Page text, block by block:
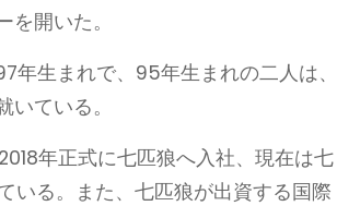
開いた。
年生まれで、95年生まれの二人は、
ている。
年正式に七匹狼へ入社、現在は七
いる。また、七匹狼が出資する国際